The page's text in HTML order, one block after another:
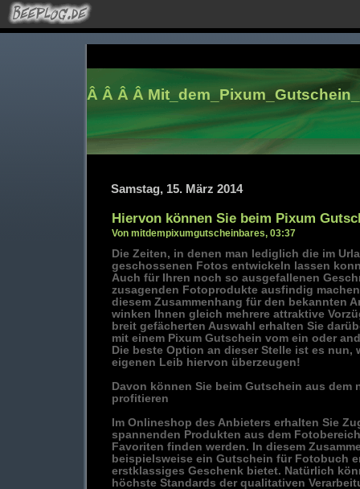
Â Â Â Â
Samstag, 15. März 2014
Hiervon können Sie beim Pixum
Von mitdempixumgutscheinbares, 03:37
Die Zeiten, in denen man lediglich die im
geschossenen Fotos entwickeln lassen
Auch für Ihren noch so ausgefallenen
zusagenden Fotoprodukte ausfindig
diesem Zusammenhang für den bekannten
winken Ihnen gleich mehrere attraktive
breit gefächerten Auswahl erhalten Sie
mit einem Pixum Gutschein vom ein oder
Die beste Option an dieser Stelle ist es nun,
eigenen Leib hiervon überzeugen!
Davon können Sie beim Gutschein aus dem
profitieren
Im Onlineshop des Anbieters erhalten Sie
spannenden Produkten aus dem
Favoriten finden werden. In diesem
beispielsweise ein Gutschein für Fotobuch
erstklassiges Geschenk bietet. Natürlich
höchste Standards der qualitativen